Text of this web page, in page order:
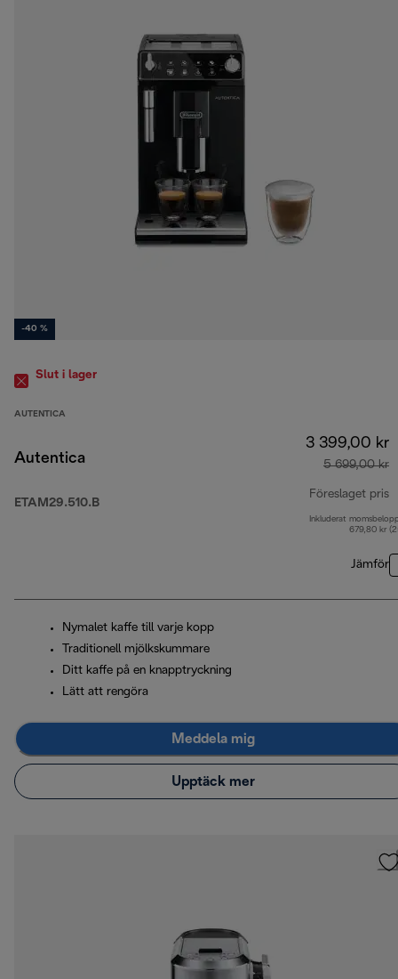
-40 %
Slut i lager
AUTENTICA
Autentica
ETAM29.510.B
3 399,00 kr
5 699,00 kr
Föreslaget pris
Inkluderat
679,80 kr
Jämför
Nymalet kaffe till varje kopp
Traditionell mjölkskummare
Ditt kaffe på en knapptryckning
Lätt att rengöra
Meddela mig
Upptäck mer